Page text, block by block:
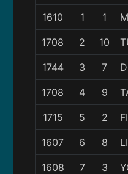
1610 1 1
1708 2 10
1744 3 7
1708 4 9
1715 5 2
1607 6 8
1608 7 3